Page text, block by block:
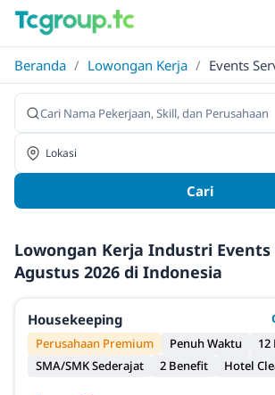
Beranda / Lowongan Kerja / Events
Cari
Lowongan Kerja Industri Events
Agustus 2026 di Indonesia
Housekeeping
Perusahaan Premium
Penuh Waktu
12
SMA/SMK Sederajat
2 Benefit Hotel